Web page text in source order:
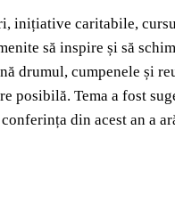
inițiative caritabile,
să inspire și să
drumul, cumpenele și
posibilă. Tema a fost
din acest an